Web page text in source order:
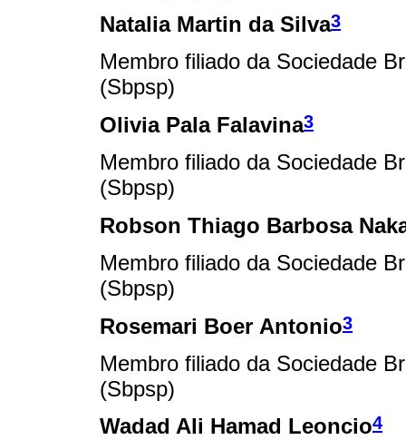
Natalia Martin da Silva3
Membro filiado da Sociedade
(Sbpsp)
Olivia Pala Falavina3
Membro filiado da Sociedade
(Sbpsp)
Robson Thiago Barbosa
Membro filiado da Sociedade
(Sbpsp)
Rosemari Boer Antonio3
Membro filiado da Sociedade
(Sbpsp)
Wadad Ali Hamad Leoncio4